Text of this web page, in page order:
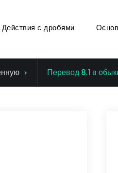
Действия с дробями
Перевод 8.1 в